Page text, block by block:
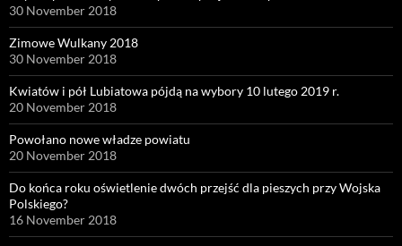
30 November 2018
Zimowe Wulkany 2018
30 November 2018
Kwiatów i pół Lubiatowa pójdą na wybory 10 lutego 2019 r.
20 November 2018
Powołano nowe władze powiatu
20 November 2018
Do końca roku oświetlenie dwóch przejść dla pieszych przy Wojska
Polskiego?
16 November 2018